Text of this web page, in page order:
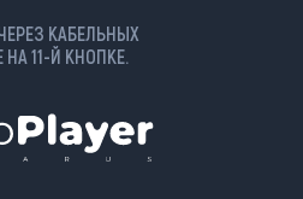
КАБЕЛЬНЫХ
11-Й КНОПКЕ.